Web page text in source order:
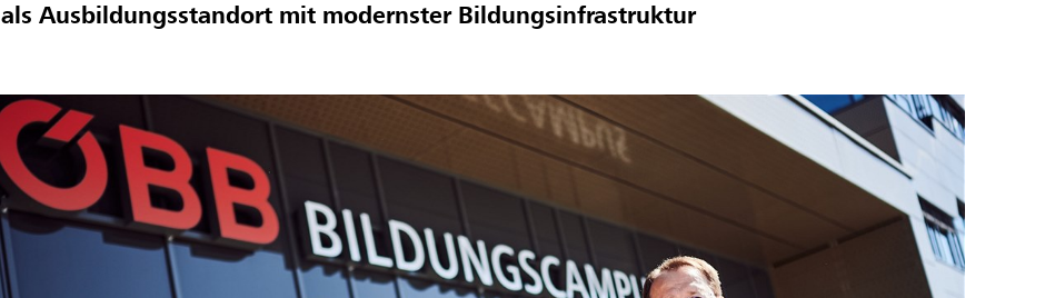
als Ausbildungsstandort mit modernster Bildungsinfrastruktur